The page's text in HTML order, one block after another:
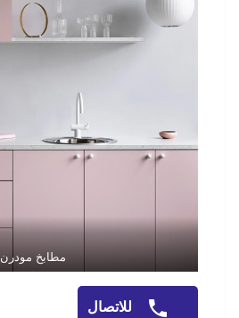
مطابخ مودرن
للاتصال